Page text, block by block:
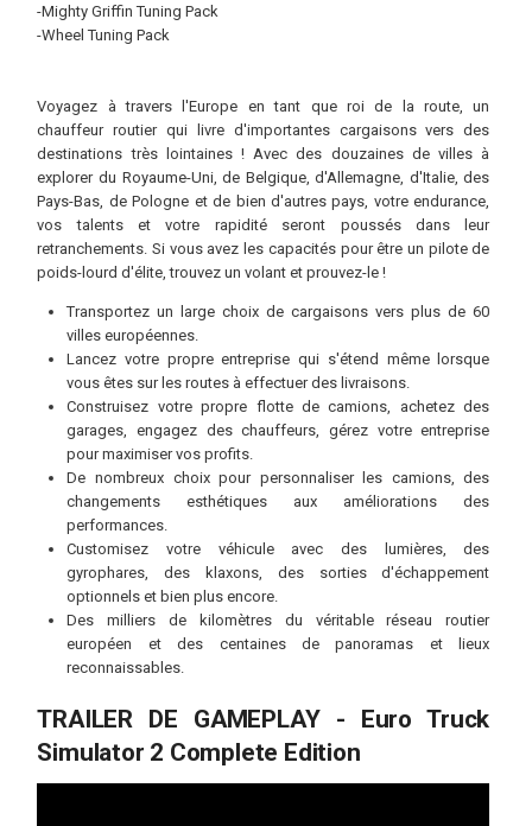
-Mighty Griffin Tuning Pack
-Wheel Tuning Pack
Voyagez à travers l'Europe en tant que roi de la route, un
chauffeur routier qui livre d'importantes cargaisons vers des
destinations très lointaines ! Avec des douzaines de villes à
explorer du Royaume-Uni, de Belgique, d'Allemagne, d'Italie, des
Pays-Bas, de Pologne et de bien d'autres pays, votre endurance,
vos talents et votre rapidité seront poussés dans leur
retranchements. Si vous avez les capacités pour être un pilote de
poids-lourd d'élite, trouvez un volant et prouvez-le !
Transportez un large choix de cargaisons vers plus de 60
villes européennes.
Lancez votre propre entreprise qui s'étend même lorsque
vous êtes sur les routes à effectuer des livraisons.
Construisez votre propre flotte de camions, achetez des
garages, engagez des chauffeurs, gérez votre entreprise
pour maximiser vos profits.
De nombreux choix pour personnaliser les camions, des
changements esthétiques aux améliorations des
performances.
Customisez votre véhicule avec des lumières, des
gyrophares, des klaxons, des sorties d'échappement
optionnels et bien plus encore.
Des milliers de kilomètres du véritable réseau routier
européen et des centaines de panoramas et lieux
reconnaissables.
TRAILER DE GAMEPLAY - Euro Truck
Simulator 2 Complete Edition